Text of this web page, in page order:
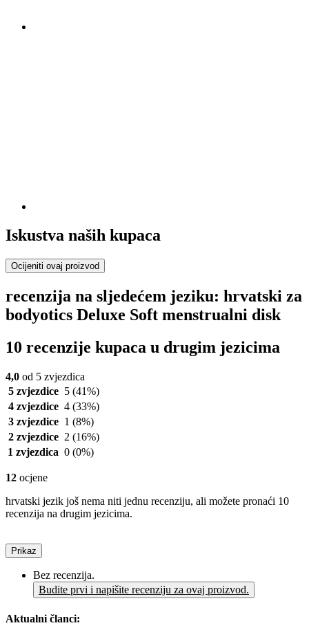
Iskustva naših kupaca
Ocijeniti ovaj proizvod
recenzija na sljedećem jeziku: hrvatski za
bodyotics Deluxe Soft menstrualni disk
10 recenzije kupaca u drugim jezicima
4,0 od 5 zvjezdica
5 zvjezdice 5 (41%)
4 zvjezdice 4 (33%)
3 zvjezdice 1 (8%)
2 zvjezdice 2 (16%)
1 zvjezdica 0 (0%)
12 ocjene
hrvatski jezik još nema niti jednu recenziju, ali možete pronaći 10
recenzija na drugim jezicima.
Prikaz
Bez recenzija.
Budite prvi i napišite recenziju za ovaj proizvod.
Aktualni članci: